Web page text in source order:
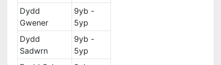
Dydd
Gwener
9yb -
5yp
Dydd
Sadwrn
9yb -
5yp